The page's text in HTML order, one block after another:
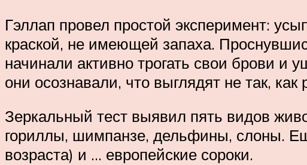
Гэллап провел простой эксперимент:
краской, не имеющей запаха.
начинали активно трогать свои брови
они осознавали, что выглядят не так, как
Зеркальный тест выявил пять видов
гориллы, шимпанзе, дельфины, слоны.
возраста) и … европейские сороки.